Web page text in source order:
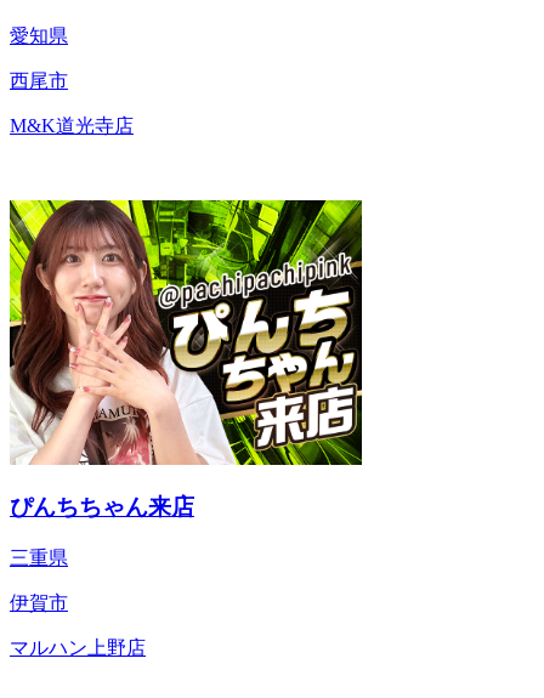
愛知県
西尾市
M&K道光寺店
ぴんちちゃん来店
三重県
伊賀市
マルハン上野店